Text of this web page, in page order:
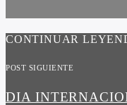
CONTINUAR
POST SIGUIENTE
DIA